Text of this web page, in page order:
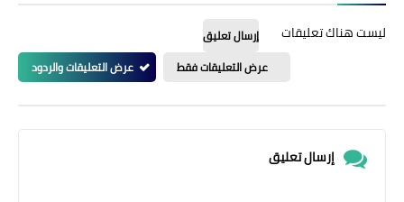
ليست هناك تعليقات
إرسال تعليق
عرض التعليقات فقط
عرض التعليقات والردود
إرسال تعليق